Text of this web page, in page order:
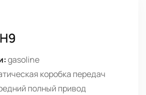
gasoline
коробка передач
полный привод